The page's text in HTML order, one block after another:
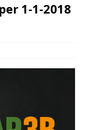
1-1-2018